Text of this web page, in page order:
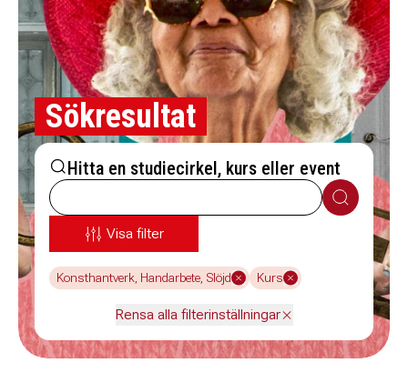
Sökresultat
Hitta en studiecirkel, kurs eller event
Sök
Visa filter
Konsthantverk, Handarbete, Slöjd Kurs
Rensa alla filterinställningar